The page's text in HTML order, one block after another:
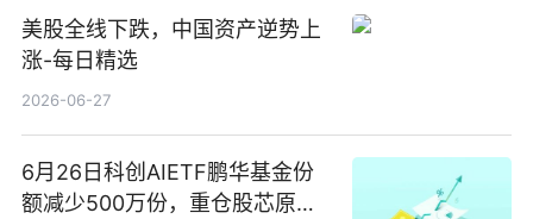
美股全线下跌，中国资产逆势上
涨-每日精选
2026-06-27
6月26日科创AIETF鹏华基金份
额减少500万份，重仓股芯原股